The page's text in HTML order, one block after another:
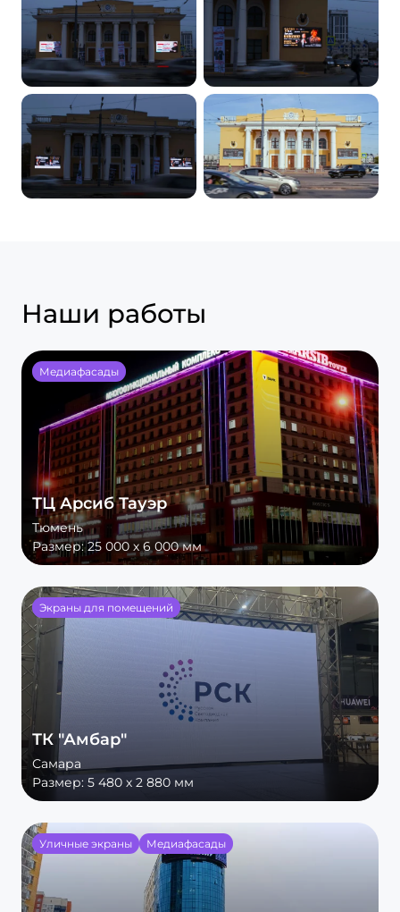
Наши работы
Медиафасады
ТЦ Арсиб Тауэр
Тюмень
Размер:25 000 х 6 000 мм
Экраны для помещений
ТК "Амбар"
Самара
Размер: 5 480 х 2 880 мм
Уличные экраны Медиафасады